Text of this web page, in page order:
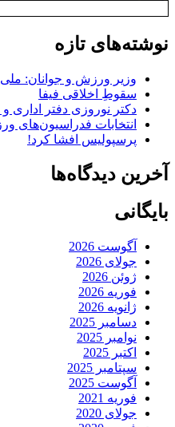
نوشته‌های تازه
وزیر ورزش و جوانان:
سقوطِ اخلاقی فیفا
دکتر نوروزی دفتر اداری
انتخابات فدراسیون‌های
پرسپولیس افشا کرد!
آخرین دیدگاه‌ها
بایگانی
آگوست 2026
جولای 2026
ژوئن 2026
فوریه 2026
ژانویه 2026
دسامبر 2025
نوامبر 2025
اکتبر 2025
سپتامبر 2025
آگوست 2025
فوریه 2021
جولای 2020